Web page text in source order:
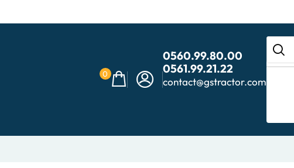
0560.99.80.00
0561.99.21.22
contact@gstractor.com
0